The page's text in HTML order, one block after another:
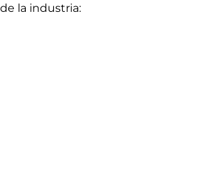
de la industria: